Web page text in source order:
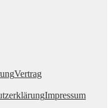
Vertrag
Impressum